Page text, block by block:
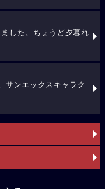
した。ちょうど夕暮れ
サンエックスキャラク